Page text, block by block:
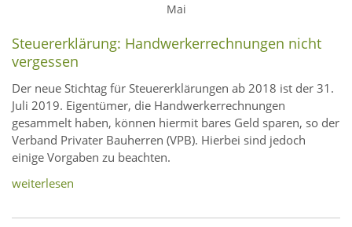
Mai
Steuererklärung: Handwerkerrechnungen nicht
vergessen
Der neue Stichtag für Steuererklärungen ab 2018 ist der 31.
Juli 2019. Eigentümer, die Handwerkerrechnungen
gesammelt haben, können hiermit bares Geld sparen, so der
Verband Privater Bauherren (VPB). Hierbei sind jedoch
einige Vorgaben zu beachten.
weiterlesen